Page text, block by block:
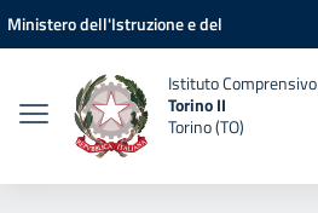
Vai ai contenuti
Vai al menu di navigazione
Vai al footer
Ministero dell'Istruzione e del
Istituto Comprensivo
Torino II
Torino (TO)